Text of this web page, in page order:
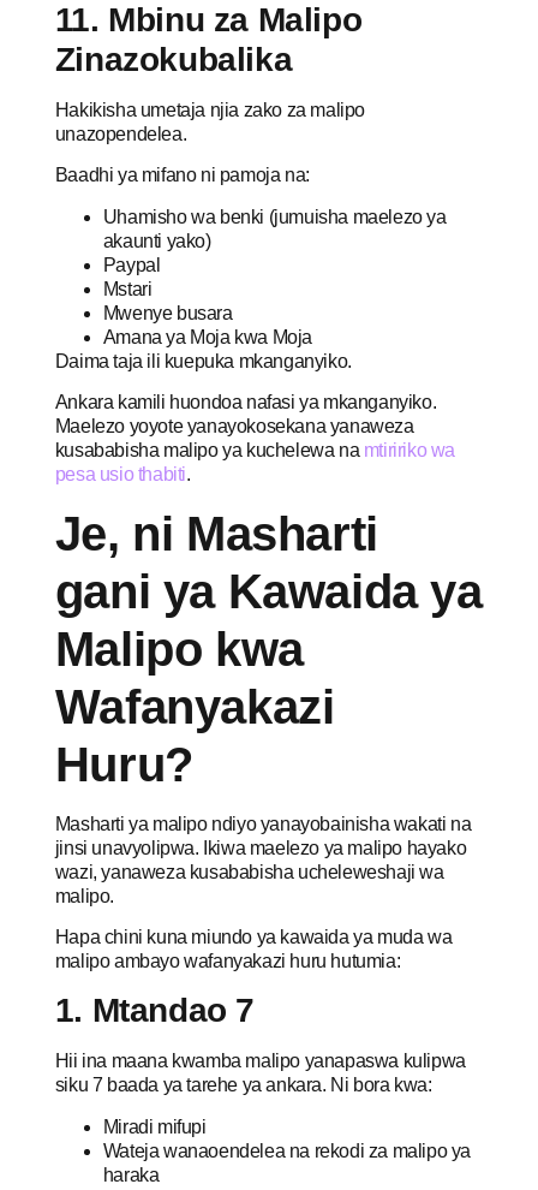
11. Mbinu za Malipo
Zinazokubalika
Hakikisha umetaja njia zako za malipo
unazopendelea.
Baadhi ya mifano ni pamoja na:
Uhamisho wa benki (jumuisha maelezo ya
akaunti yako)
Paypal
Mstari
Mwenye busara
Amana ya Moja kwa Moja
Daima taja ili kuepuka mkanganyiko.
Ankara kamili huondoa nafasi ya mkanganyiko.
Maelezo yoyote yanayokosekana yanaweza
kusababisha malipo ya kuchelewa na mtiririko wa
pesa usio thabiti.
Je, ni Masharti
gani ya Kawaida ya
Malipo kwa
Wafanyakazi
Huru?
Masharti ya malipo ndiyo yanayobainisha wakati na
jinsi unavyolipwa. Ikiwa maelezo ya malipo hayako
wazi, yanaweza kusababisha ucheleweshaji wa
malipo.
Hapa chini kuna miundo ya kawaida ya muda wa
malipo ambayo wafanyakazi huru hutumia:
1. Mtandao 7
Hii ina maana kwamba malipo yanapaswa kulipwa
siku 7 baada ya tarehe ya ankara. Ni bora kwa:
Miradi mifupi
Wateja wanaoendelea na rekodi za malipo ya
haraka